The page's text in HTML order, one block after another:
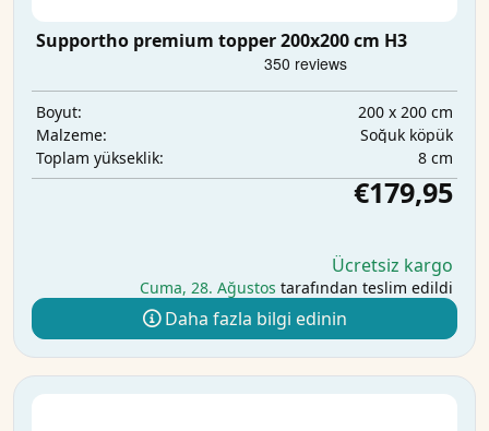
Supportho premium topper 200x200 cm H3
Boyut:
200 x 200 cm
Malzeme:
Soğuk köpük
Toplam yükseklik:
8 cm
€179,95
Ücretsiz kargo
Cuma, 28. Ağustos tarafından teslim edildi
Daha fazla bilgi edinin